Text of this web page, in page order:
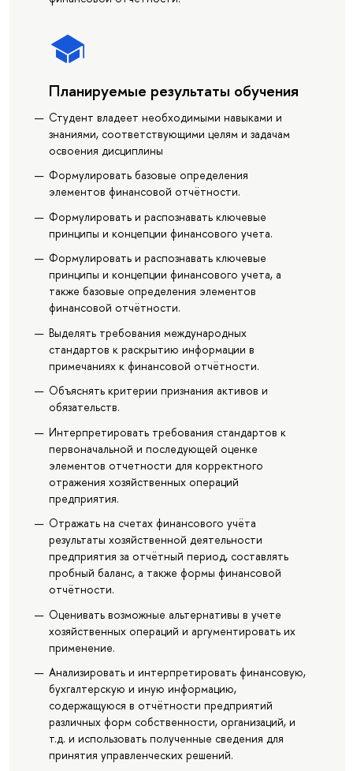
Планируемые результаты обучения
Студент владеет необходимыми навыками и
знаниями, соответствующими целям и задачам
освоения дисциплины
Формулировать базовые определения
элементов финансовой отчётности.
Формулировать и распознавать ключевые
принципы и концепции финансового учета.
Формулировать и распознавать ключевые
принципы и концепции финансового учета, а
также базовые определения элементов
финансовой отчётности.
Выделять требования международных
стандартов к раскрытию информации в
примечаниях к финансовой отчётности.
Объяснять критерии признания активов и
обязательств.
Интерпретировать требования стандартов к
первоначальной и последующей оценке
элементов отчетности для корректного
отражения хозяйственных операций
предприятия.
Отражать на счетах финансового учёта
результаты хозяйственной деятельности
предприятия за отчётный период, составлять
пробный баланс, а также формы финансовой
отчётности.
Оценивать возможные альтернативы в учете
хозяйственных операций и аргументировать их
применение.
Анализировать и интерпретировать финансовую,
бухгалтерскую и иную информацию,
содержащуюся в отчётности предприятий
различных форм собственности, организаций, и
т.д. и использовать полученные сведения для
принятия управленческих решений.